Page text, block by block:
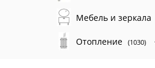
Мебель и зеркала
Отопление (1030)